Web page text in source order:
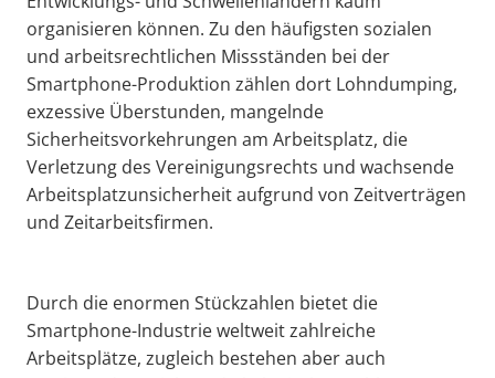
organisieren können. Zu den häufigsten sozialen
und arbeitsrechtlichen Missständen bei der
Smartphone-Produktion zählen dort Lohndumping,
exzessive Überstunden, mangelnde
Sicherheitsvorkehrungen am Arbeitsplatz, die
Verletzung des Vereinigungsrechts und wachsende
Arbeitsplatzunsicherheit aufgrund von Zeitverträgen
und Zeitarbeitsfirmen.
Durch die enormen Stückzahlen bietet die
Smartphone-Industrie weltweit zahlreiche
Arbeitsplätze, zugleich bestehen aber auch